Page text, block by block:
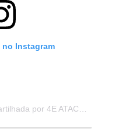
no Instagram